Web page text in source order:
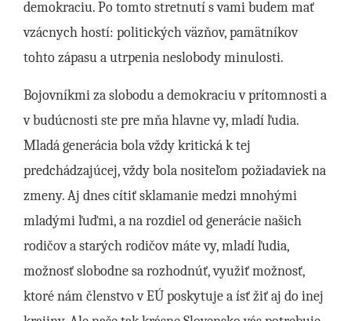
demokraciu. Po tomto stretnutí s vami budem mať
vzácnych hostí: politických väzňov, pamätníkov
tohto zápasu a utrpenia neslobody minulosti.
Bojovníkmi za slobodu a demokraciu v prítomnosti a
v budúcnosti ste pre mňa hlavne vy, mladí ľudia.
Mladá generácia bola vždy kritická k tej
predchádzajúcej, vždy bola nositeľom požiadaviek na
zmeny. Aj dnes cítiť sklamanie medzi mnohými
mladými ľuďmi, a na rozdiel od generácie našich
rodičov a starých rodičov máte vy, mladí ľudia,
možnosť slobodne sa rozhodnúť, využiť možnosť,
ktoré nám členstvo v EÚ poskytuje a ísť žiť aj do inej